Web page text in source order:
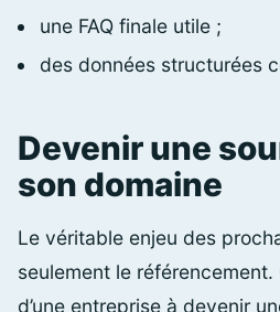
une FAQ finale utile ;
des données structurées
Devenir une
son domaine
Le véritable enjeu des
seulement le référencement.
d’une entreprise à devenir